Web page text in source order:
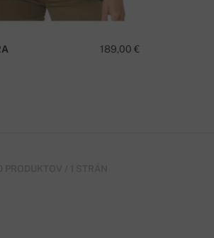
189,00 €